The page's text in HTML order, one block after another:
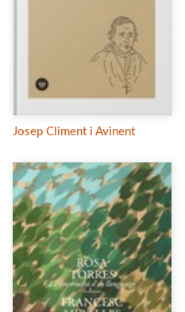
Josep Climent i Avinent